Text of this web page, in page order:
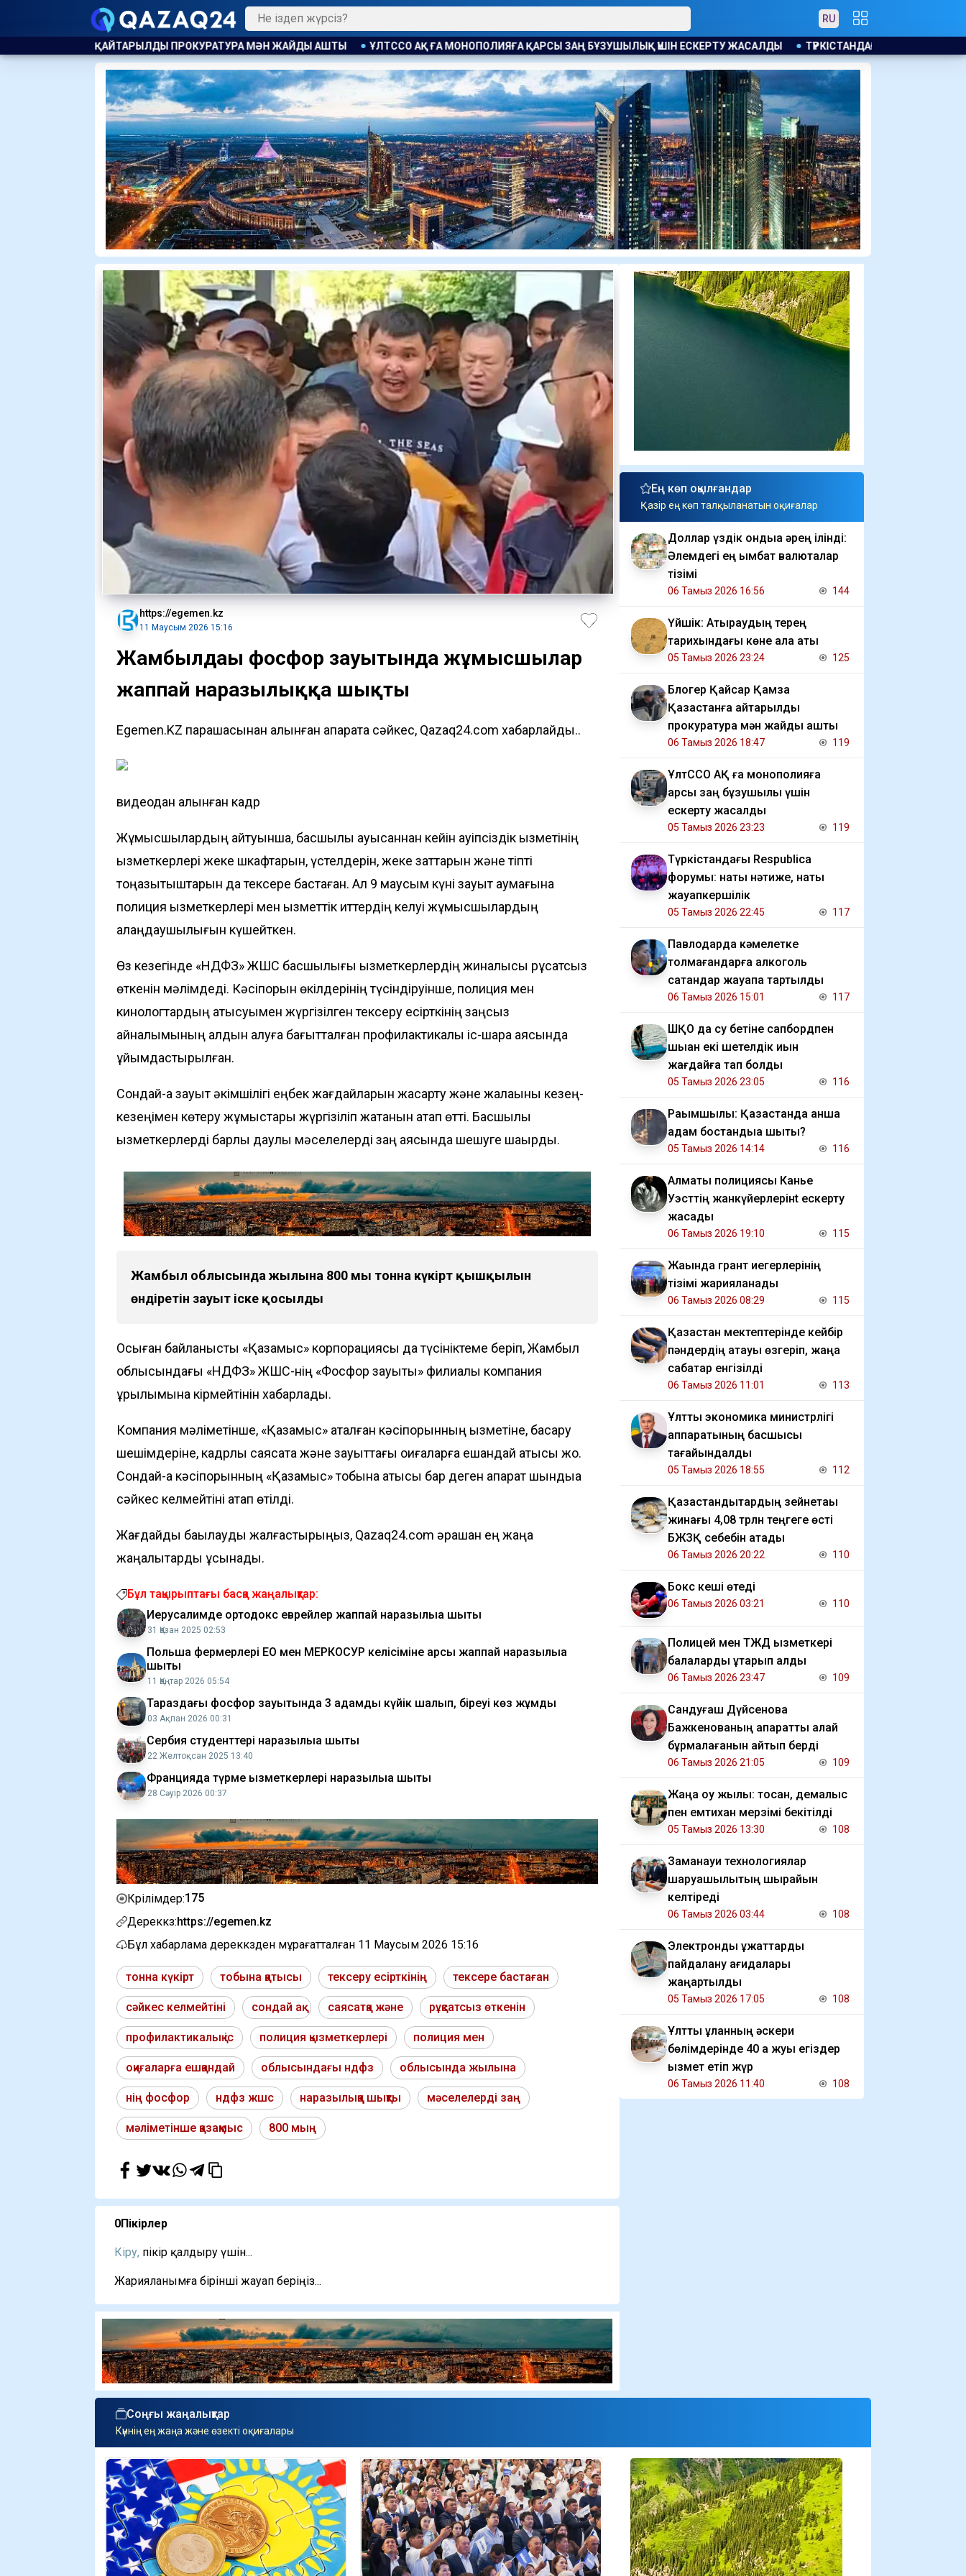
RU
ПРОКУРАТУРА МӘН ЖАЙДЫ АШТЫ ҰЛТССО АҚ ҒА МОНОПОЛИЯҒА ҚАРСЫ ЗАҢ БҰЗУШЫЛЫҚ ҮШІН ЕСКЕРТУ ЖАСАЛДЫ ТҮРКІСТАНДАҒЫ RESPUBLICA ФОРУМЫ: НАҚТЫ НӘТИЖЕ,
https://egemen.kz
11 Маусым 2026 15:16
Жамбылдағы фосфор зауытында жұмысшылар
жаппай наразылыққа шықты
Egemen.KZ парақшасынан алынған ақпаратқа сәйкес, Qazaq24.com хабарлайды..
видеодан алынған кадр
Жұмысшылардың айтуынша, басшылық ауысқаннан кейін қауіпсіздік қызметінің
қызметкерлері жеке шкафтарын, үстелдерін, жеке заттарын және тіпті
тоңазытқыштарын да тексере бастаған. Ал 9 маусым күні зауыт аумағына
полиция қызметкерлері мен қызметтік иттердің келуі жұмысшылардың
алаңдаушылығын күшейткен.
Өз кезегінде «НДФЗ» ЖШС басшылығы қызметкерлердің жиналысы рұқсатсыз
өткенін мәлімдеді. Кәсіпорын өкілдерінің түсіндіруінше, полиция мен
кинологтардың қатысуымен жүргізілген тексеру есірткінің заңсыз
айналымының алдын алуға бағытталған профилактикалық іс-шара аясында
ұйымдастырылған.
Сондай-ақ зауыт әкімшілігі еңбек жағдайларын жақсарту және жалақыны кезең-
кезеңімен көтеру жұмыстары жүргізіліп жатқанын атап өтті. Басшылық
қызметкерлерді барлық даулы мәселелерді заң аясында шешуге шақырды.
Жамбыл облысында жылына 800 мың тонна күкірт қышқылын
өндіретін зауыт іске қосылды
Осыған байланысты «Қазақмыс» корпорациясы да түсініктеме беріп, Жамбыл
облысындағы «НДФЗ» ЖШС-нің «Фосфор зауыты» филиалы компания
құрылымына кірмейтінін хабарлады.
Компания мәліметінше, «Қазақмыс» аталған кәсіпорынның қызметіне, басқару
шешімдеріне, кадрлық саясатқа және зауыттағы оқиғаларға ешқандай қатысы жоқ.
Сондай-ақ кәсіпорынның «Қазақмыс» тобына қатысы бар деген ақпарат шындыққа
сәйкес келмейтіні атап өтілді.
Жағдайды бақылауды жалғастырыңыз, Qazaq24.com әрқашан ең жаңа
жаңалықтарды ұсынады.
Бұл тақырыптағы басқа жаңалықтар:
Иерусалимде ортодокс еврейлер жаппай наразылыққа шықты
31 Қазан 2025 02:53
Польша фермерлері ЕО мен МЕРКОСУР келісіміне қарсы жаппай наразылыққа
шықты
11 Қаңтар 2026 05:54
Тараздағы фосфор зауытында 3 адамды күйік шалып, біреуі көз жұмды
03 Ақпан 2026 00:31
Сербия студенттері наразылыққа шықты
22 Желтоқсан 2025 13:40
Францияда түрме қызметкерлері наразылыққа шықты
28 Сәуір 2026 00:37
Көрілімдер:175
Дереккөз:https://egemen.kz
Бұл хабарлама дереккөзден мұрағатталған 11 Маусым 2026 15:16
тонна күкірт тобына қатысы тексеру есірткінің тексере бастаған
сәйкес келмейтіні сондай ақ саясатқа және рұқсатсыз өткенін
профилактикалық іс полиция қызметкерлері полиция мен
оқиғаларға ешқандай облысындағы ндфз облысында жылына
нің фосфор ндфз жшс наразылыққа шықты мәселелерді заң
мәліметінше қазақмыс 800 мың
0Пікірлер
Кіру, пікір қалдыру үшін...
Жарияланымға бірінші жауап беріңіз...
Ең көп оқылғандар
Қазір ең көп талқыланатын оқиғалар
Доллар үздік ондыққа әрең ілінді:
Әлемдегі ең қымбат валюталар
тізімі
06 Тамыз 2026 16:56 144
Үйшік: Атыраудың терең
тарихындағы көне қала аты
05 Тамыз 2026 23:24 125
Блогер Қайсар Қамза
Қазақстанға қайтарылды
прокуратура мән жайды ашты
06 Тамыз 2026 18:47 119
ҰлтССО АҚ ға монополияға
қарсы заң бұзушылық үшін
ескерту жасалды
05 Тамыз 2026 23:23 119
Түркістандағы Respublica
форумы: нақты нәтиже, нақты
жауапкершілік
05 Тамыз 2026 22:45 117
Павлодарда кәмелетке
толмағандарға алкоголь
сатқандар жауапқа тартылды
06 Тамыз 2026 15:01 117
ШҚО да су бетіне сапбордпен
шыққан екі шетелдік қиын
жағдайға тап болды
05 Тамыз 2026 23:05 116
Рақымшылық: Қазақстанда қанша
адам бостандыққа шықты?
05 Тамыз 2026 14:14 116
Алматы полициясы Канье
Уэсттің жанкүйерлерінt ескерту
жасады
06 Тамыз 2026 19:10 115
Жақында грант иегерлерінің
тізімі жарияланады
06 Тамыз 2026 08:29 115
Қазақстан мектептерінде кейбір
пәндердің атауы өзгеріп, жаңа
сабақтар енгізілді
06 Тамыз 2026 11:01 113
Ұлттық экономика министрлігі
аппаратының басшысы
тағайындалды
05 Тамыз 2026 18:55 112
Қазақстандықтардың зейнетақы
жинағы 4,08 трлн теңгеге өсті
БЖЗҚ себебін атады
06 Тамыз 2026 20:22 110
Бокс кеші өтеді
06 Тамыз 2026 03:21 110
Полицей мен ТЖД қызметкері
балаларды құтқарып қалды
06 Тамыз 2026 23:47 109
Сандуғаш Дүйсенова
Бажкенованың ақпаратты қалай
бұрмалағанын айтып берді
06 Тамыз 2026 21:05 109
Жаңа оқу жылы: тоқсан, демалыс
пен емтихан мерзімі бекітілді
05 Тамыз 2026 13:30 108
Заманауи технологиялар
шаруашылықтың шырайын
келтіреді
06 Тамыз 2026 03:44 108
Электрондық құжаттарды
пайдалану қағидалары
жаңартылды
05 Тамыз 2026 17:05 108
Ұлттық ұланның әскери
бөлімдерінде 40 қа жуық егіздер
қызмет етіп жүр
06 Тамыз 2026 11:40 108
Соңғы жаңалықтар
Күннің ең жаңа және өзекті оқиғалары